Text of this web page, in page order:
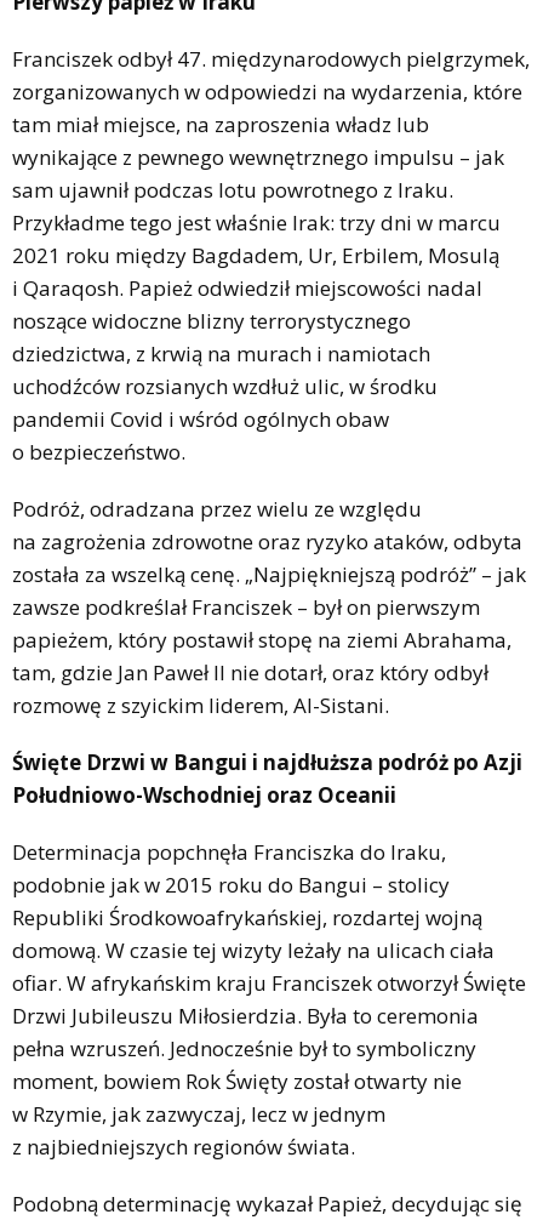
Franciszek odbył 47. międzynarodowych pielgrzymek,
zorganizowanych w odpowiedzi na wydarzenia, które
tam miał miejsce, na zaproszenia władz lub
wynikające z pewnego wewnętrznego impulsu – jak
sam ujawnił podczas lotu powrotnego z Iraku.
Przykładme tego jest właśnie Irak: trzy dni w marcu
2021 roku między Bagdadem, Ur, Erbilem, Mosulą
i Qaraqosh. Papież odwiedził miejscowości nadal
noszące widoczne blizny terrorystycznego
dziedzictwa, z krwią na murach i namiotach
uchodźców rozsianych wzdłuż ulic, w środku
pandemii Covid i wśród ogólnych obaw
o bezpieczeństwo.
Podróż, odradzana przez wielu ze względu
na zagrożenia zdrowotne oraz ryzyko ataków, odbyta
została za wszelką cenę. „Najpiękniejszą podróż” – jak
zawsze podkreślał Franciszek – był on pierwszym
papieżem, który postawił stopę na ziemi Abrahama,
tam, gdzie Jan Paweł II nie dotarł, oraz który odbył
rozmowę z szyickim liderem, Al-Sistani.
Święte Drzwi w Bangui i najdłuższa podróż po Azji
Południowo-Wschodniej oraz Oceanii
Determinacja popchnęła Franciszka do Iraku,
podobnie jak w 2015 roku do Bangui – stolicy
Republiki Środkowoafrykańskiej, rozdartej wojną
domową. W czasie tej wizyty leżały na ulicach ciała
ofiar. W afrykańskim kraju Franciszek otworzył Święte
Drzwi Jubileuszu Miłosierdzia. Była to ceremonia
pełna wzruszeń. Jednocześnie był to symboliczny
moment, bowiem Rok Święty został otwarty nie
w Rzymie, jak zazwyczaj, lecz w jednym
z najbiedniejszych regionów świata.
Podobną determinację wykazał Papież, decydując się